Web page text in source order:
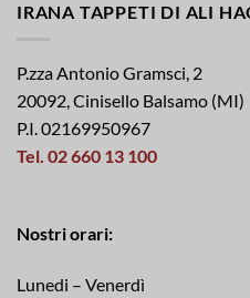
IRANA TAPPETI DI ALI
P.zza Antonio Gramsci, 2
20092, Cinisello Balsamo (MI)
P.I. 02169950967
Tel. 02 660 13 100
Nostri orari:
Lunedi – Venerdì